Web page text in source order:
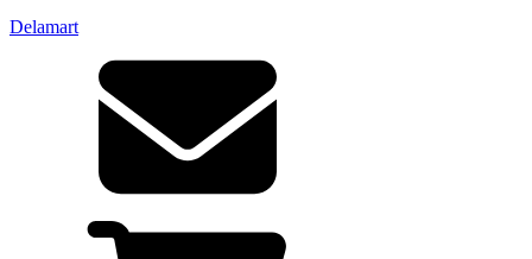
Delamart